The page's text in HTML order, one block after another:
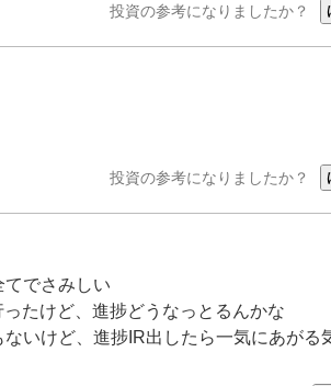
投資の参考になりましたか？
投資の参考になりましたか？
でさみしい
たけど、進捗どうなっとるんかな
いけど、進捗IR出したら一気にあが